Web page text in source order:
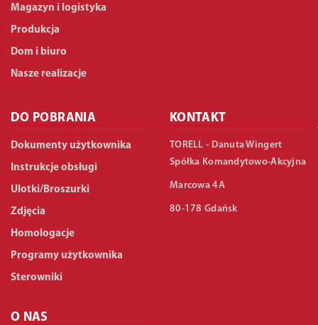
Magazyn i logistyka
Produkcja
Dom i biuro
Nasze realizacje
DO POBRANIA
Dokumenty użytkownika
Instrukcje obsługi
Ulotki/Broszurki
Zdjęcia
Homologacje
Programy użytkownika
Sterowniki
O NAS
KONTAKT
TORELL - Danuta Wingert
Spółka Komandytowo-Akcyjna
Marcowa 4A
80-178 Gdańsk